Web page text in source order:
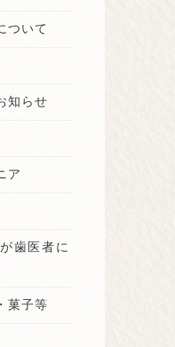
ついて
知らせ
ア
歯医者に
菓子等